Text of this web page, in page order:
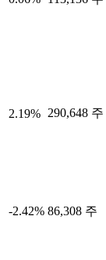
2.19% 290,648 주
-2.42% 86,308 주